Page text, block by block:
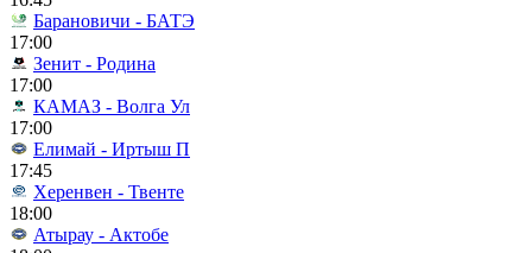
Барановичи - БАТЭ
17:00
Зенит - Родина
17:00
КАМАЗ - Волга Ул
17:00
Елимай - Иртыш П
17:45
Херенвен - Твенте
18:00
Атырау - Актобе